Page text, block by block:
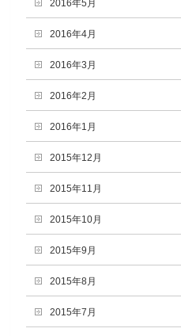
2016年5月
2016年4月
2016年3月
2016年2月
2016年1月
2015年12月
2015年11月
2015年10月
2015年9月
2015年8月
2015年7月